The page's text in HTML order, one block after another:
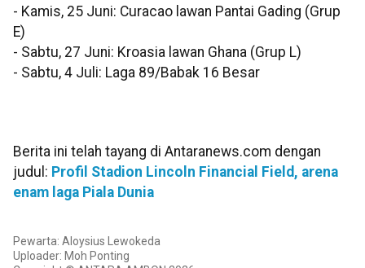
- Kamis, 25 Juni: Curacao lawan Pantai Gading (Grup
E)
- Sabtu, 27 Juni: Kroasia lawan Ghana (Grup L)
- Sabtu, 4 Juli: Laga 89/Babak 16 Besar
Berita ini telah tayang di Antaranews.com dengan
judul: Profil Stadion Lincoln Financial Field, arena
enam laga Piala Dunia
Pewarta: Aloysius Lewokeda
Uploader: Moh Ponting